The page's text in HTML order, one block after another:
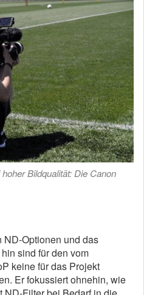
Bildqualität: Die Canon
ND-Optionen und das
sind für den vom
keine für das Projekt
Er fokussiert ohnehin, wie